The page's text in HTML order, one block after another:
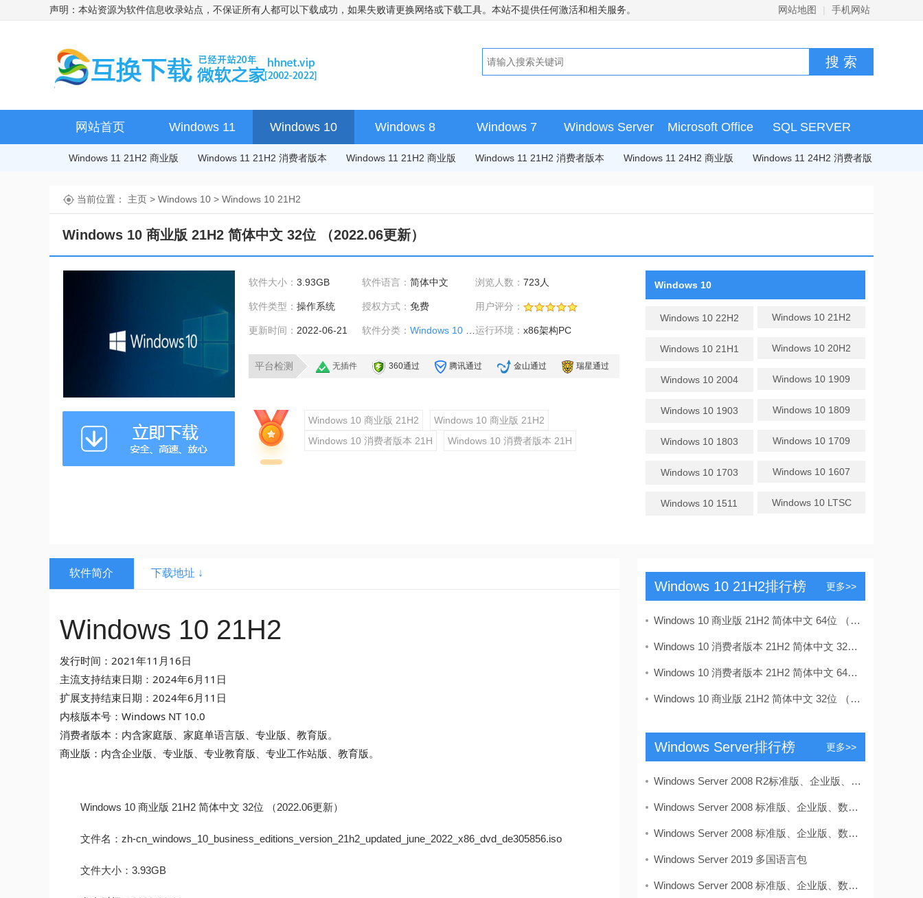
声明：本站资源为软件信息收录站点，不保证所有人都可以下载成功，如果失败请更换网络或下载工具。本站不提供任何激活和相关服务。 网站地图 | 手机网站
网站首页 Windows 11 Windows 10 Windows 8 Windows 7 Windows Server Microsoft Office SQL SERVER
Windows 11 21H2 商业版 Windows 11 21H2 消费者版本 Windows 11 21H2 商业版 Windows 11 21H2 消费者版本 Windows 11 24H2 商业版 Windows 11 24H2 消费者版
当前位置： 主页 > Windows 10 > Windows 10 21H2
Windows 10 商业版 21H2 简体中文 32位 （2022.06更新）
软件大小： 3.93GB 软件语言： 简体中文 浏览人数： 723人
软件类型： 操作系统 授权方式： 免费 用户评分：
更新时间： 2022-06-21 软件分类： Windows 10 21H2 运行环境： x86架构PC
平台检测 无插件 360通过 腾讯通过 金山通过 瑞星通过
Windows 10 商业版 21H2
Windows 10 商业版 21H2
Windows 10 消费者版本 21H
Windows 10 消费者版本 21H
Windows 10
Windows 10 22H2 Windows 10 21H2
Windows 10 21H1 Windows 10 20H2
Windows 10 2004 Windows 10 1909
Windows 10 1903 Windows 10 1809
Windows 10 1803 Windows 10 1709
Windows 10 1703 Windows 10 1607
Windows 10 1511 Windows 10 LTSC
软件简介 下载地址 ↓
Windows 10 21H2
发行时间：2021年11月16日
主流支持结束日期：2024年6月11日
扩展支持结束日期：2024年6月11日
内核版本号：Windows NT 10.0
消费者版本：内含家庭版、家庭单语言版、专业版、教育版。
商业版：内含企业版、专业版、专业教育版、专业工作站版、教育版。
Windows 10 商业版 21H2 简体中文 32位 （2022.06更新）
文件名：zh-cn_windows_10_business_editions_version_21h2_updated_june_2022_x86_dvd_de305856.iso
文件大小：3.93GB
Windows 10 21H2排行榜 更多>>
Windows 10 商业版 21H2 简体中文 64位 （2022.
Windows 10 消费者版本 21H2 简体中文 32位 （202
Windows 10 消费者版本 21H2 简体中文 64位 （202
Windows 10 商业版 21H2 简体中文 32位 （2022.
Windows Server排行榜 更多>>
Windows Server 2008 R2标准版、企业版、数据中心版
Windows Server 2008 标准版、企业版、数据中心版多合
​Windows Server 2008 标准版、企业版、数据中心版多
Windows Server 2019 多国语言包
Windows Server 2008 标准版、企业版、数据中心版多合